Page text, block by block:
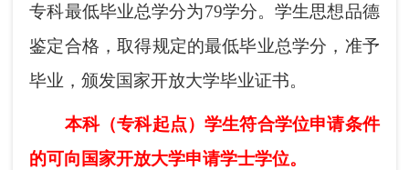
专科最低毕业总学分为79学分。学生思想品德
鉴定合格，取得规定的最低毕业总学分，准予
毕业，颁发国家开放大学毕业证书。
本科（专科起点）学生符合学位申请条件
的可向国家开放大学申请学士学位。